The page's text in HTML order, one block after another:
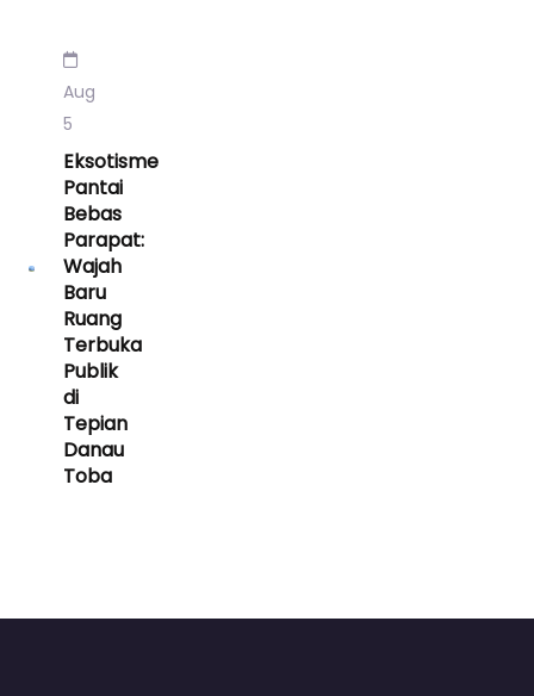
Aug
5
Eksotisme
Pantai
Bebas
Parapat:
Wajah
Baru
Ruang
Terbuka
Publik
di
Tepian
Danau
Toba